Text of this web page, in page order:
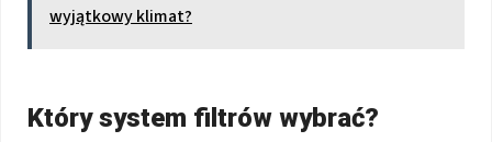
wyjątkowy klimat?
Który system filtrów wybrać?